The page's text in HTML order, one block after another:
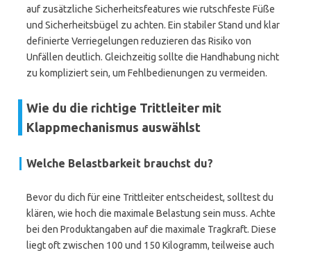
auf zusätzliche Sicherheitsfeatures wie rutschfeste Füße
und Sicherheitsbügel zu achten. Ein stabiler Stand und klar
definierte Verriegelungen reduzieren das Risiko von
Unfällen deutlich. Gleichzeitig sollte die Handhabung nicht
zu kompliziert sein, um Fehlbedienungen zu vermeiden.
Wie du die richtige Trittleiter mit
Klappmechanismus auswählst
Welche Belastbarkeit brauchst du?
Bevor du dich für eine Trittleiter entscheidest, solltest du
klären, wie hoch die maximale Belastung sein muss. Achte
bei den Produktangaben auf die maximale Tragkraft. Diese
liegt oft zwischen 100 und 150 Kilogramm, teilweise auch